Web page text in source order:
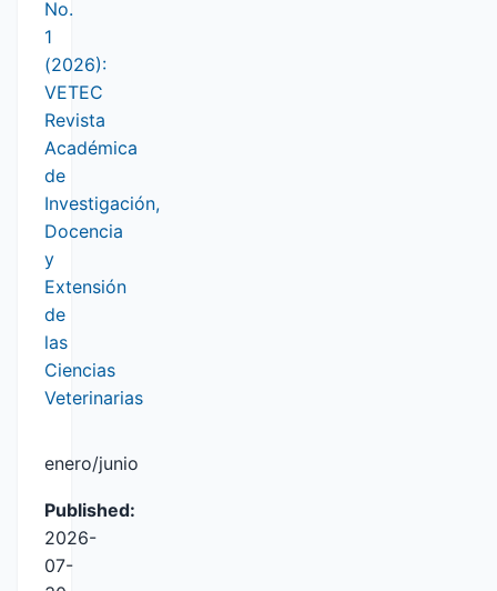
No.
1
(2026):
VETEC
Revista
Académica
de
Investigación,
Docencia
y
Extensión
de
las
Ciencias
Veterinarias
enero/junio
Published:
2026-
07-